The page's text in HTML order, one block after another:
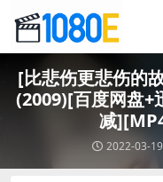
[比悲伤更悲伤的
(2009)[百度网盘+
减
2022-03-19